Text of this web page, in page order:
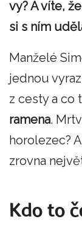
vy? A víte,
si s ním
Manželé
jednou
z cesty a co
ramena.
horolezec?
zrovna
Kdo to